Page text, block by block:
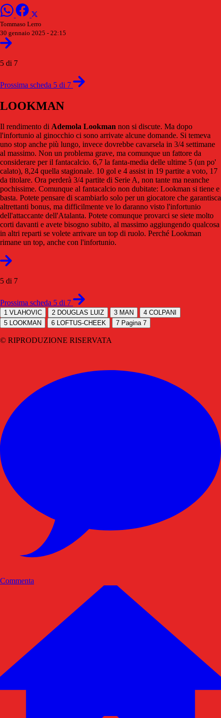
Tommaso Lerro
30 gennaio 2025 - 22:15
5 di 7
Prossima scheda 5 di 7
LOOKMAN
Il rendimento di Ademola Lookman non si discute. Ma dopo
l'infortunio al ginocchio ci sono arrivate alcune domande. Si temeva
uno stop anche più lungo, invece dovrebbe cavarsela in 3/4 settimane
al massimo. Non un problema grave, ma comunque un fattore da
considerare per il fantacalcio. 6,7 la fanta-media delle ultime 5 (un po'
calato), 8,24 quella stagionale. 10 gol e 4 assist in 19 partite a voto, 17
da titolare. Ora perderà 3/4 partite di Serie A, non tante ma neanche
pochissime. Comunque al fantacalcio non dubitate: Lookman si tiene e
basta. Potete pensare di scambiarlo solo per un giocatore che garantisca
altrettanti bonus, ma difficilmente ve lo daranno visto l'infortunio
dell'attaccante dell'Atalanta. Potete comunque provarci se siete molto
corti davanti e avete bisogno subito, al massimo aggiungendo qualcosa
in altri reparti se volete arrivare un top di ruolo. Perché Lookman
rimane un top, anche con l'infortunio.
5 di 7
Prossima scheda 5 di 7
1 VLAHOVIC 2 DOUGLAS LUIZ 3 MAN 4 COLPANI
5 LOOKMAN 6 LOFTUS-CHEEK 7 Pagina 7
© RIPRODUZIONE RISERVATA
Commenta